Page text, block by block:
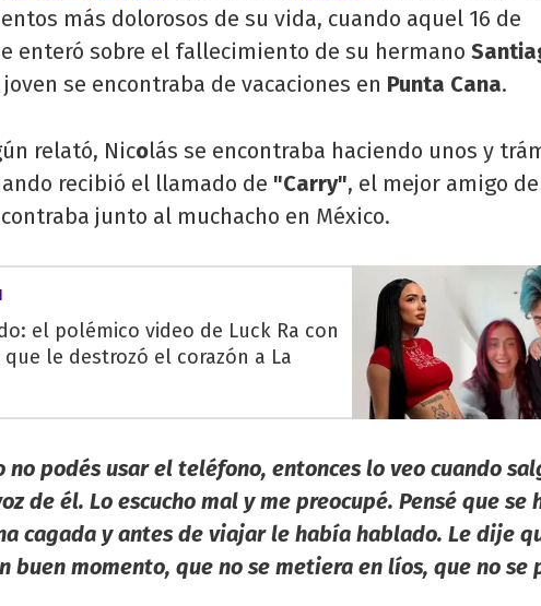
más dolorosos de su vida, cuando aquel 16 de
enteró sobre el fallecimiento de su hermano
se encontraba de vacaciones en Punta Cana.
relató, Nicolás se encontraba haciendo unos y
recibió el llamado de "Carry", el mejor amigo de
junto al muchacho en México.
el polémico video de Luck Ra con
que le destrozó el corazón a La
no podés usar el teléfono, entonces lo veo cuando
de él. Lo escucho mal y me preocupé. Pensé que se
cagada y antes de viajar le había hablado. Le dije
buen momento, que no se metiera en líos, que no se